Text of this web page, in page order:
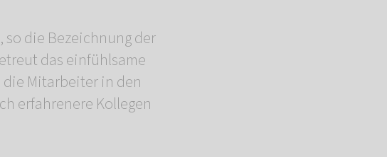
so die Bezeichnung der
das einfühlsame
die Mitarbeiter in den
erfahrenere Kollegen